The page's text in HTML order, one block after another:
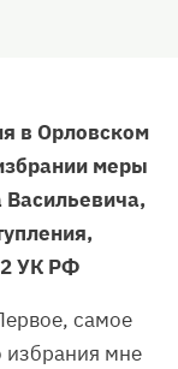
в Орловском
меры
УК РФ
самое
избрания мне